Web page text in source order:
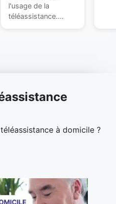
l'usage de la
téléassistance....
à domicile ?